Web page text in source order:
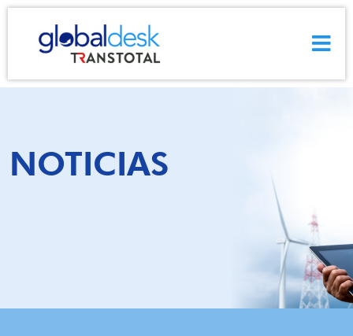
GUÍA DE USUARIO GDESK SMART
NOTICIAS